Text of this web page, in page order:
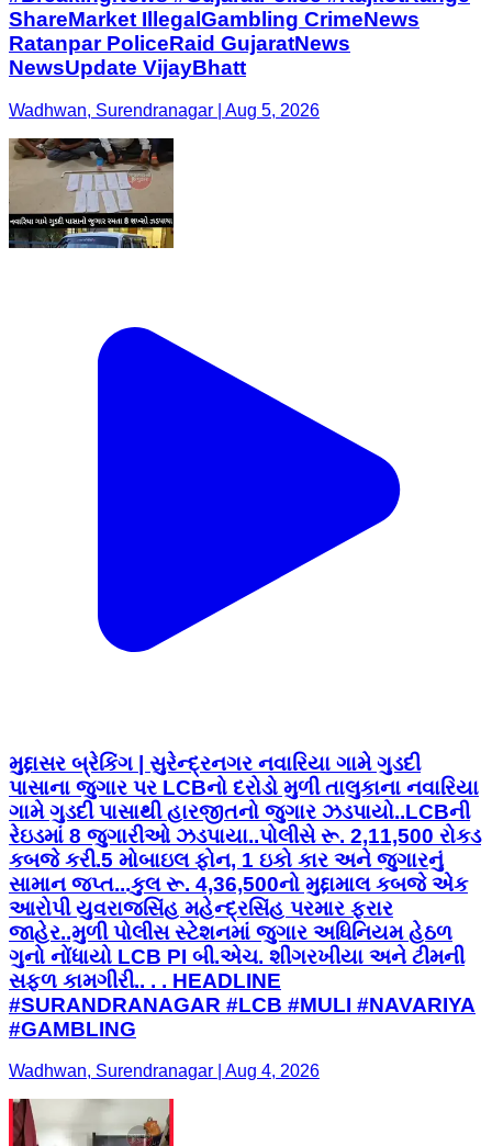
ShareMarket IllegalGambling CrimeNews
Ratanpar PoliceRaid GujaratNews
NewsUpdate VijayBhatt
Wadhwan, Surendranagar | Aug 5, 2026
મુદ્દાસર બ્રેકિંગ | સુરેન્દ્રનગર નવારિયા ગામે ગુડદી
પાસાના જુગાર પર LCBનો દરોડો મુળી તાલુકાના નવારિયા
ગામે ગુડદી પાસાથી હારજીતનો જુગાર ઝડપાયો..LCBની
રેઇડમાં 8 જુગારીઓ ઝડપાયા..પોલીસે રૂ. 2,11,500 રોકડ
કબજે કરી.5 મોબાઇલ ફોન, 1 ઇકો કાર અને જુગારનું
સામાન જપ્ત...કુલ રૂ. 4,36,500નો મુદ્દામાલ કબજે એક
આરોપી યુવરાજસિંહ મહેન્દ્રસિંહ પરમાર ફરાર
જાહેર..મુળી પોલીસ સ્ટેશનમાં જુગાર અધિનિયમ હેઠળ
ગુનો નોંધાયો LCB PI બી.એચ. શીંગરખીયા અને ટીમની
સફળ કામગીરી.. . . HEADLINE
#SURANDRANAGAR #LCB #MULI #NAVARIYA
#GAMBLING
Wadhwan, Surendranagar | Aug 4, 2026